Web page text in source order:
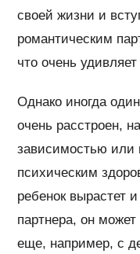
своей жизни и
романтическим
что очень
Однако иногда
очень расстроен,
зависимостью или
психическим
ребенок вырастет
партнера, он
еще, например, с